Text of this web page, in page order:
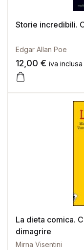
Storie incredibili.
Edgar Allan Poe
12,00 € iva inclusa
La dieta comica.
dimagrire
Mirna Visentini